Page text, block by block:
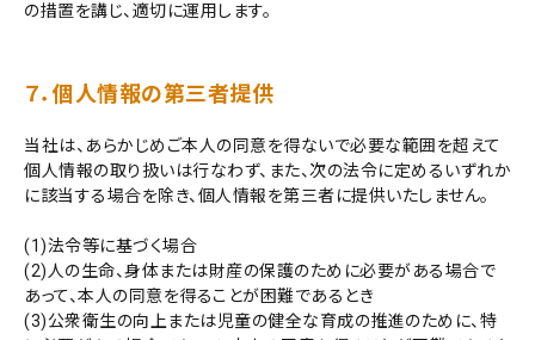
円 ～
在庫あり
在庫なしを含む
検索する
の措置を講じ、適切に運用します。
７．個人情報の第三者提供
当社は、あらかじめご本人の同意を得ないで必要な範囲を超えて
個人情報の取り扱いは行なわず、また、次の法令に定めるいずれか
に該当する場合を除き、個人情報を第三者に提供いたしません。
(1)法令等に基づく場合
(2)人の生命、身体または財産の保護のために必要がある場合で
あって、本人の同意を得ることが困難であるとき
(3)公衆衛生の向上または児童の健全な育成の推進のために、特